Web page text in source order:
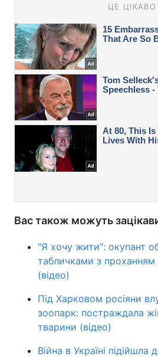
Вас також можуть
"Я хочу жити": окупант
табличками з проханням
(відео)
Під Харковом росіяни
зоопарк: постраждала
тварини (відео)
Війна в Україні підійшла